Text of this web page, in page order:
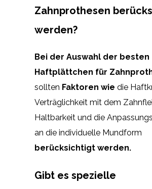
Zahnprothesen
werden?
Bei der Auswahl der besten
Haftplättchen für
sollten Faktoren wie die
Verträglichkeit mit dem
Haltbarkeit und die
an die individuelle Mundform
berücksichtigt werden.
Gibt es spezielle